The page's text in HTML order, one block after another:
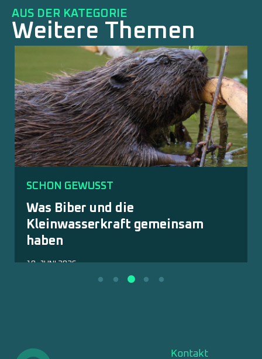
AUS DER KATEGORIE
Weitere Themen
SCHON GEWUSST
Was Biber und die
Kleinwasserkraft gemeinsam
haben
18. JUNI 2026
Kontakt